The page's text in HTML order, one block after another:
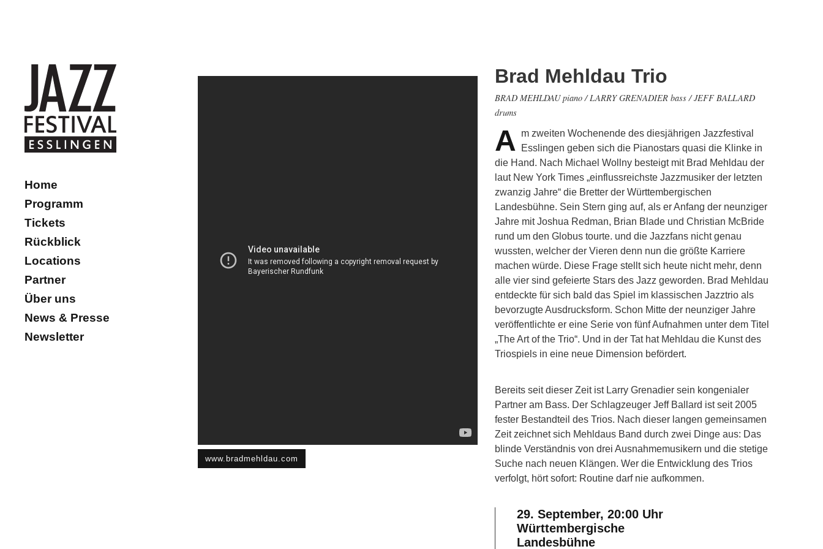
Home
Programm
Tickets
Rückblick
Locations
Partner
Über uns
News & Presse
Newsletter
www.bradmehldau.com
Brad Mehldau Trio
BRAD MEHLDAU piano / LARRY GRENADIER bass / JEFF BALLARD
drums
A
m zweiten Wochenende des diesjährigen Jazzfestival
Esslingen geben sich die Pianostars quasi die Klinke in
die Hand. Nach Michael Wollny besteigt mit Brad Mehldau der
laut New York Times „einflussreichste Jazzmusiker der letzten
zwanzig Jahre“ die Bretter der Württembergischen
Landesbühne. Sein Stern ging auf, als er Anfang der neunziger
Jahre mit Joshua Redman, Brian Blade und Christian McBride
rund um den Globus tourte. und die Jazzfans nicht genau
wussten, welcher der Vieren denn nun die größte Karriere
machen würde. Diese Frage stellt sich heute nicht mehr, denn
alle vier sind gefeierte Stars des Jazz geworden. Brad Mehldau
entdeckte für sich bald das Spiel im klassischen Jazztrio als
bevorzugte Ausdrucksform. Schon Mitte der neunziger Jahre
veröffentlichte er eine Serie von fünf Aufnahmen unter dem Titel
„The Art of the Trio“. Und in der Tat hat Mehldau die Kunst des
Triospiels in eine neue Dimension befördert.
Bereits seit dieser Zeit ist Larry Grenadier sein kongenialer
Partner am Bass. Der Schlagzeuger Jeff Ballard ist seit 2005
fester Bestandteil des Trios. Nach dieser langen gemeinsamen
Zeit zeichnet sich Mehldaus Band durch zwei Dinge aus: Das
blinde Verständnis von drei Ausnahmemusikern und die stetige
Suche nach neuen Klängen. Wer die Entwicklung des Trios
verfolgt, hört sofort: Routine darf nie aufkommen.
29. September, 20:00 Uhr
Württembergische
Landesbühne